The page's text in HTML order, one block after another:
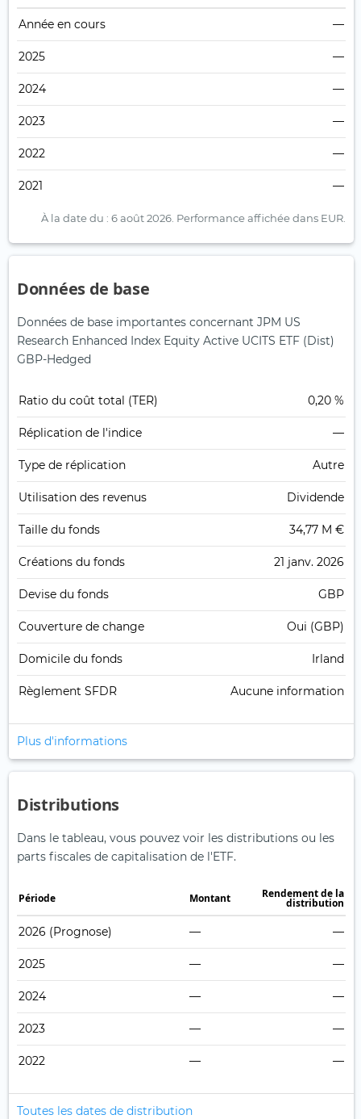
Année en cours —
2025 —
2024 —
2023 —
2022 —
2021 —
À la date du : 6 août 2026. Performance affichée dans EUR.
Données de base
Données de base importantes concernant JPM US
Research Enhanced Index Equity Active UCITS ETF (Dist)
GBP-Hedged
Ratio du coût total (TER) 0,20 %
Réplication de l'indice —
Type de réplication Autre
Utilisation des revenus Dividende
Taille du fonds 34,77 M €
Créations du fonds 21 janv. 2026
Devise du fonds GBP
Couverture de change Oui (GBP)
Domicile du fonds Irland
Règlement SFDR Aucune information
Plus d'informations
Distributions
Dans le tableau, vous pouvez voir les distributions ou les
parts fiscales de capitalisation de l'ETF.
Période Montant Rendement de la
distribution
2026 (Prognose) — —
2025 — —
2024 — —
2023 — —
2022 — —
Toutes les dates de distribution